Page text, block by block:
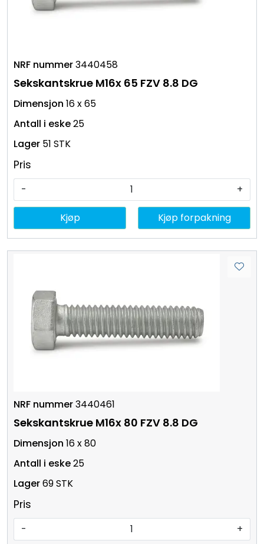
3440458
Sekskantskrue M16x 65 FZV 8.8 DG
16 x 65
25
51 STK
Pris
- +
Kjøp Kjøp forpakning
3440461
Sekskantskrue M16x 80 FZV 8.8 DG
16 x 80
25
69 STK
Pris
- +